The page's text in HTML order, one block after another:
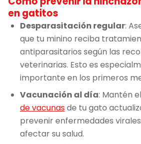
en gatitos
Desparasitación regular:
que tu minino reciba
antiparasitarios según las
veterinarias. Esto es
importante en los primeros
Vacunación al día: Mantén
de vacunasde tu gato
prevenir enfermedades
afectar su salud.